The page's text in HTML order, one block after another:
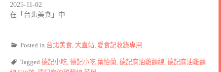
2025-11-02
在「台北美食」中
Posted in 台北美食 大直站 愛食記收錄專用
Tagged 德記小吃 德記小吃 葉怡蘭 德記麻油雞麵線 德記麻油雞麵